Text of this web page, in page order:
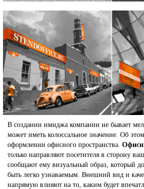
В создании имиджа компании не бывает
может иметь колоссальное значение. Об
оформлении офисного пространства.
только направляют посетителя в сторону
сообщают ему визуальный образ, который
быть легко узнаваемым. Внешний вид и
напрямую влияют на то, каким будет